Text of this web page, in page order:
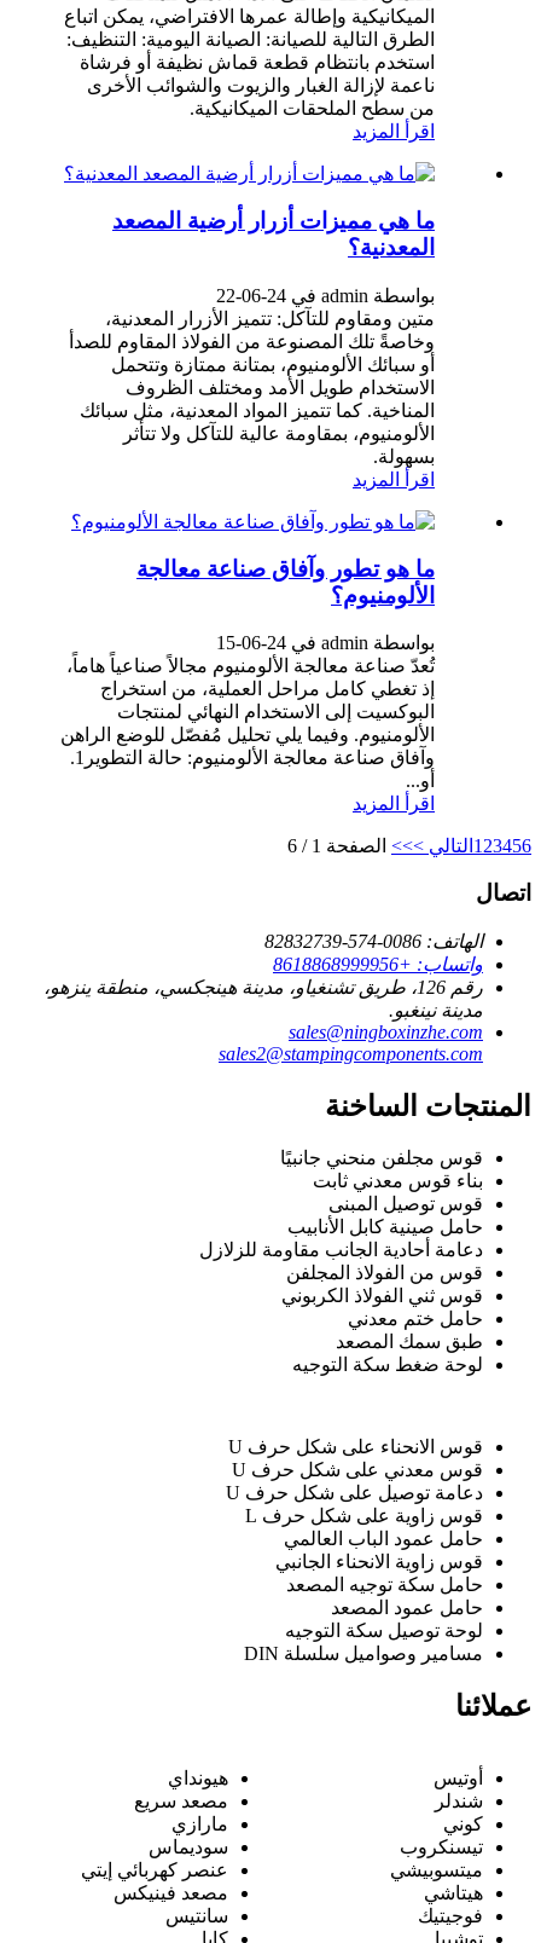
الميكانيكية وإطالة عمرها الافتراضي، يمكن اتباع
الطرق التالية للصيانة: الصيانة اليومية: التنظيف:
استخدم بانتظام قطعة قماش نظيفة أو فرشاة
ناعمة لإزالة الغبار والزيوت والشوائب الأخرى
من سطح الملحقات الميكانيكية.
اقرأ المزيد
ما هي مميزات أزرار أرضية المصعد
المعدنية؟
بواسطة admin في 24-06-22
متين ومقاوم للتآكل: تتميز الأزرار المعدنية،
وخاصةً تلك المصنوعة من الفولاذ المقاوم للصدأ
أو سبائك الألومنيوم، بمتانة ممتازة وتتحمل
الاستخدام طويل الأمد ومختلف الظروف
المناخية. كما تتميز المواد المعدنية، مثل سبائك
الألومنيوم، بمقاومة عالية للتآكل ولا تتأثر
بسهولة.
اقرأ المزيد
ما هو تطور وآفاق صناعة معالجة
الألومنيوم؟
بواسطة admin في 24-06-15
تُعدّ صناعة معالجة الألومنيوم مجالاً صناعياً هاماً،
إذ تغطي كامل مراحل العملية، من استخراج
البوكسيت إلى الاستخدام النهائي لمنتجات
الألومنيوم. وفيما يلي تحليل مُفصّل للوضع الراهن
وآفاق صناعة معالجة الألومنيوم: حالة التطوير1.
أو...
اقرأ المزيد
1 23456 التالي >>> الصفحة 1 / 6
اتصال
الهاتف: 0086-574-82832739
واتساب: +8618868999956
رقم 126، طريق تشنغياو، مدينة هينجكسي، منطقة ينزهو،
مدينة نينغبو.
sales@ningboxinzhe.com
sales2@stampingcomponents.com
المنتجات الساخنة
قوس مجلفن منحني جانبيًا
بناء قوس معدني ثابت
قوس توصيل المبنى
حامل صينية كابل الأنابيب
دعامة أحادية الجانب مقاومة للزلازل
قوس من الفولاذ المجلفن
قوس ثني الفولاذ الكربوني
حامل ختم معدني
طبق سمك المصعد
لوحة ضغط سكة التوجيه
قوس الانحناء على شكل حرف U
قوس معدني على شكل حرف U
دعامة توصيل على شكل حرف U
قوس زاوية على شكل حرف L
حامل عمود الباب العالمي
قوس زاوية الانحناء الجانبي
حامل سكة توجيه المصعد
حامل عمود المصعد
لوحة توصيل سكة التوجيه
مسامير وصواميل سلسلة DIN
عملائنا
أوتيس
شندلر
كوني
تيسنكروب
ميتسوبيشي
هيتاشي
فوجيتيك
هيونداي
مصعد سريع
مارازي
سوديماس
عنصر كهربائي إيتي
مصعد فينيكس
سانتيس